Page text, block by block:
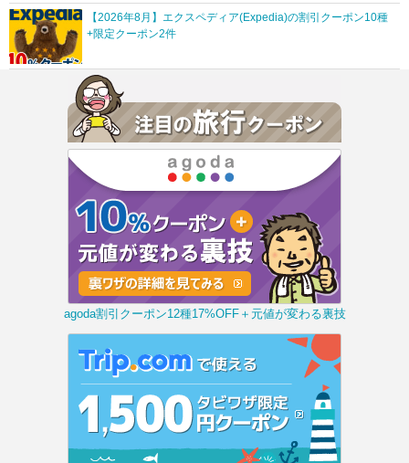
【2026年8月】エクスペディア(Expedia)の割引クーポン10種
+限定クーポン2件
agoda割引クーポン12種17%OFF＋元値が変わる裏技